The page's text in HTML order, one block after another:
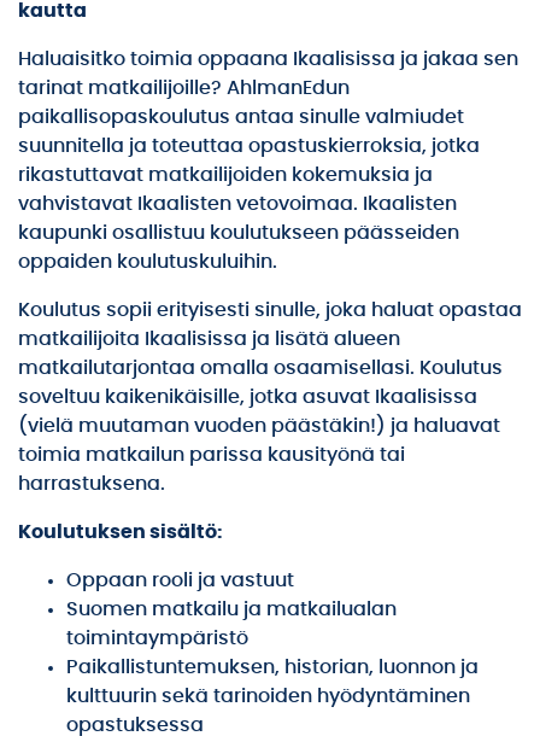
kautta
Haluaisitko toimia oppaana Ikaalisissa ja jakaa sen
tarinat matkailijoille? AhlmanEdun
paikallisopaskoulutus antaa sinulle valmiudet
suunnitella ja toteuttaa opastuskierroksia, jotka
rikastuttavat matkailijoiden kokemuksia ja
vahvistavat Ikaalisten vetovoimaa. Ikaalisten
kaupunki osallistuu koulutukseen päässeiden
oppaiden koulutuskuluihin.
Koulutus sopii erityisesti sinulle, joka haluat opastaa
matkailijoita Ikaalisissa ja lisätä alueen
matkailutarjontaa omalla osaamisellasi. Koulutus
soveltuu kaikenikäisille, jotka asuvat Ikaalisissa
(vielä muutaman vuoden päästäkin!) ja haluavat
toimia matkailun parissa kausityönä tai
harrastuksena.
Koulutuksen sisältö:
Oppaan rooli ja vastuut
Suomen matkailu ja matkailualan
toimintaympäristö
Paikallistuntemuksen, historian, luonnon ja
kulttuurin sekä tarinoiden hyödyntäminen
opastuksessa